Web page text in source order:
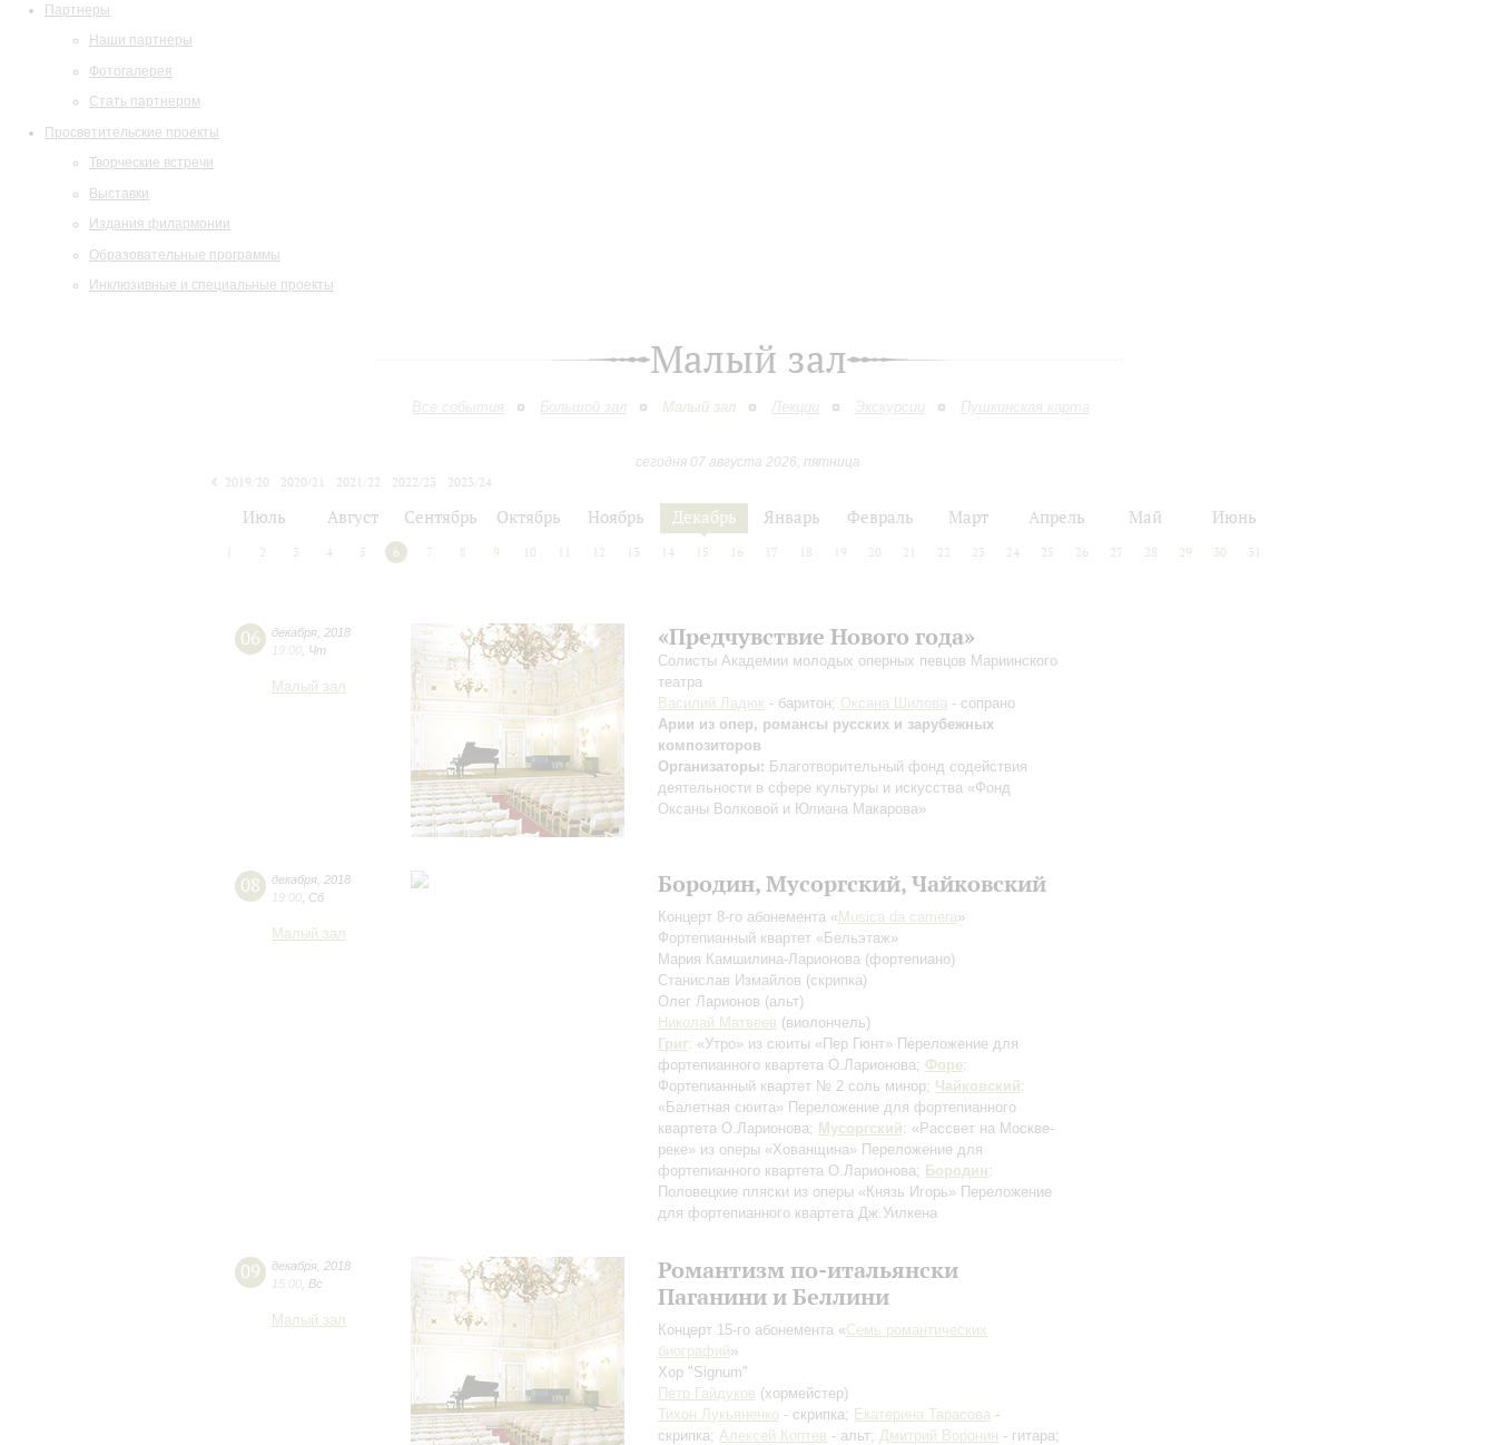
Партнеры
Наши партнеры
Фотогалерея
Стать партнером
Просветительские проекты
Творческие встречи
Выставки
Издания филармонии
Образовательные программы
Инклюзивные и специальные проекты
Малый зал
Все события Большой зал Малый зал Лекции Экскурсии Пушкинская карта
сегодня 07 августа 2026, пятница
2019/20
2020/21 2021/22 2022/23
2023/24
Июль Август Сентябрь Октябрь Ноябрь Декабрь Январь Февраль Март Апрель Май Июнь
1 2 3 4 5 6 7 8 9 10 12 13 14 15 16 17 18 19 20 21 22 23 24 25 26 27 28 29 30 31
06 декабря 2018
19:00 Чт
Малый зал
«Предчувствие Нового года»
Солисты Академии молодых оперных певцов Мариинского
театра
Василий Ладюк - баритон; Оксана Шилова - сопрано
Арии из опер, романсы русских и зарубежных
композиторов
Организаторы: Благотворительный фонд содействия
деятельности в сфере культуры и искусства «Фонд
Оксаны Волковой и Юлиана Макарова»
08 декабря 2018
19:00 Сб
Малый зал
Бородин, Мусоргский, Чайковский
Концерт 8-го абонемента « Musica da сamera»
Фортепианный квартет «Бельэтаж»
Мария Камшилина-Ларионова (фортепиано)
Станислав Измайлов (скрипка)
Олег Ларионов (альт)
Николай Матвеев (виолончель)
Григ: «Утро» из сюиты «Пер Гюнт» Переложение для
фортепианного квартета О.Ларионова; Форе:
Фортепианный квартет № 2 соль минор; Чайковский:
«Балетная сюита» Переложение для фортепианного
квартета О.Ларионова; Мусоргский: «Рассвет на Москве-
реке» из оперы «Хованщина» Переложение для
фортепианного квартета О.Ларионова; Бородин:
Половецкие пляски из оперы «Князь Игорь» Переложение
для фортепианного квартета Дж.Уилкена
09 декабря 2018
15:00 Вс
Малый зал
Романтизм по-итальянски
Паганини и Беллини
Концерт 15-го абонемента «Семь романтических
биографий»
Хор "Signum"
Пётр Гайдуков (хормейстер)
Тихон Лукьяненко - скрипка; Екатерина Тарасова -
скрипка; Алексей Коптев - альт; Дмитрий Воронин - гитара;